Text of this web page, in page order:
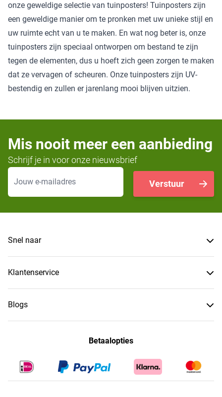
onze geweldige selectie van tuinposters! Tuinposters zijn
een geweldige manier om te pronken met uw unieke stijl en
uw ruimte echt van u te maken. En wat nog beter is, onze
tuinposters zijn speciaal ontworpen om bestand te zijn
tegen de elementen, dus u hoeft zich geen zorgen te maken
dat ze vervagen of scheuren. Onze tuinposters zijn UV-
bestendig en zullen er jarenlang mooi blijven uitzien.
Mis nooit meer een aanbieding
Schrijf je in voor onze nieuwsbrief
E-mailadres
Verstuur
Snel naar
Klantenservice
Blogs
Betaalopties